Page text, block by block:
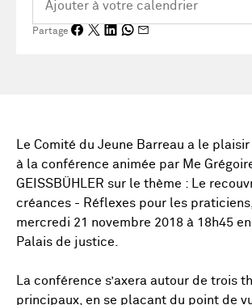
Partage
Le Comité du Jeune Barreau a le
à la conférence animée par Me
GEISSBÜHLER sur le thème : Le
créances - Réflexes pour les
mercredi 21 novembre 2018 à 18h45
Palais de justice.
La conférence s’axera autour de trois
principaux, en se plaçant du point de